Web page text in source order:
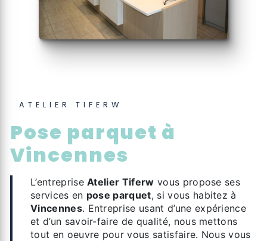
ATELIER TIFERW
pose parquet à
Vincennes
L’entrepriseAtelier Tiferw vous propose ses
services en pose parquet, si vous habitez à
Vincennes. Entreprise usant d’une expérience
et d’un savoir-faire de qualité, nous mettons
tout en oeuvre pour vous satisfaire. Nous vous